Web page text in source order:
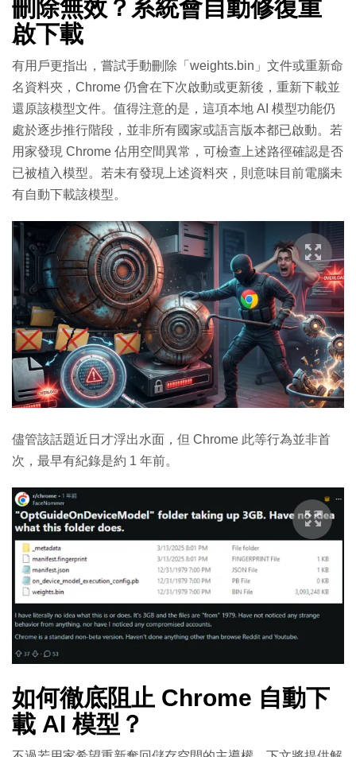
刪除無效？系統會自動修復重
啟下載
有用戶更指出，嘗試手動刪除「weights.bin」文件或重新命
名資料夾，Chrome 仍會在下次啟動或更新後，重新下載並
還原該模型文件。值得注意的是，這項本地 AI 模型功能仍
處於逐步推行階段，並非所有國家或語言版本都已啟動。若
用家發現 Chrome 佔用空間異常，可檢查上述路徑確認是否
已被植入模型。若未有發現上述資料夾，則意味目前電腦未
有自動下載該模型。
儘管該話題近日才浮出水面，但 Chrome 此等行為並非首
次，最早有紀錄是約 1 年前。
如何徹底阻止 Chrome 自動下
載 AI 模型？